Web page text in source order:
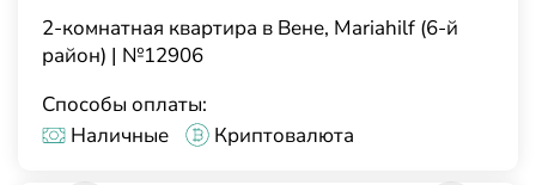
2-комнатная квартира в Вене, Mariahilf (6-й
район) | №12906
Способы оплаты:
Наличные
Криптовалюта